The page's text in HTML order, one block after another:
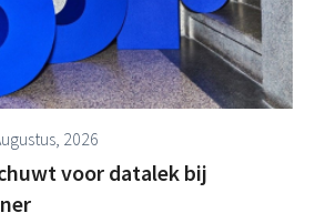
2026
voor datalek bij